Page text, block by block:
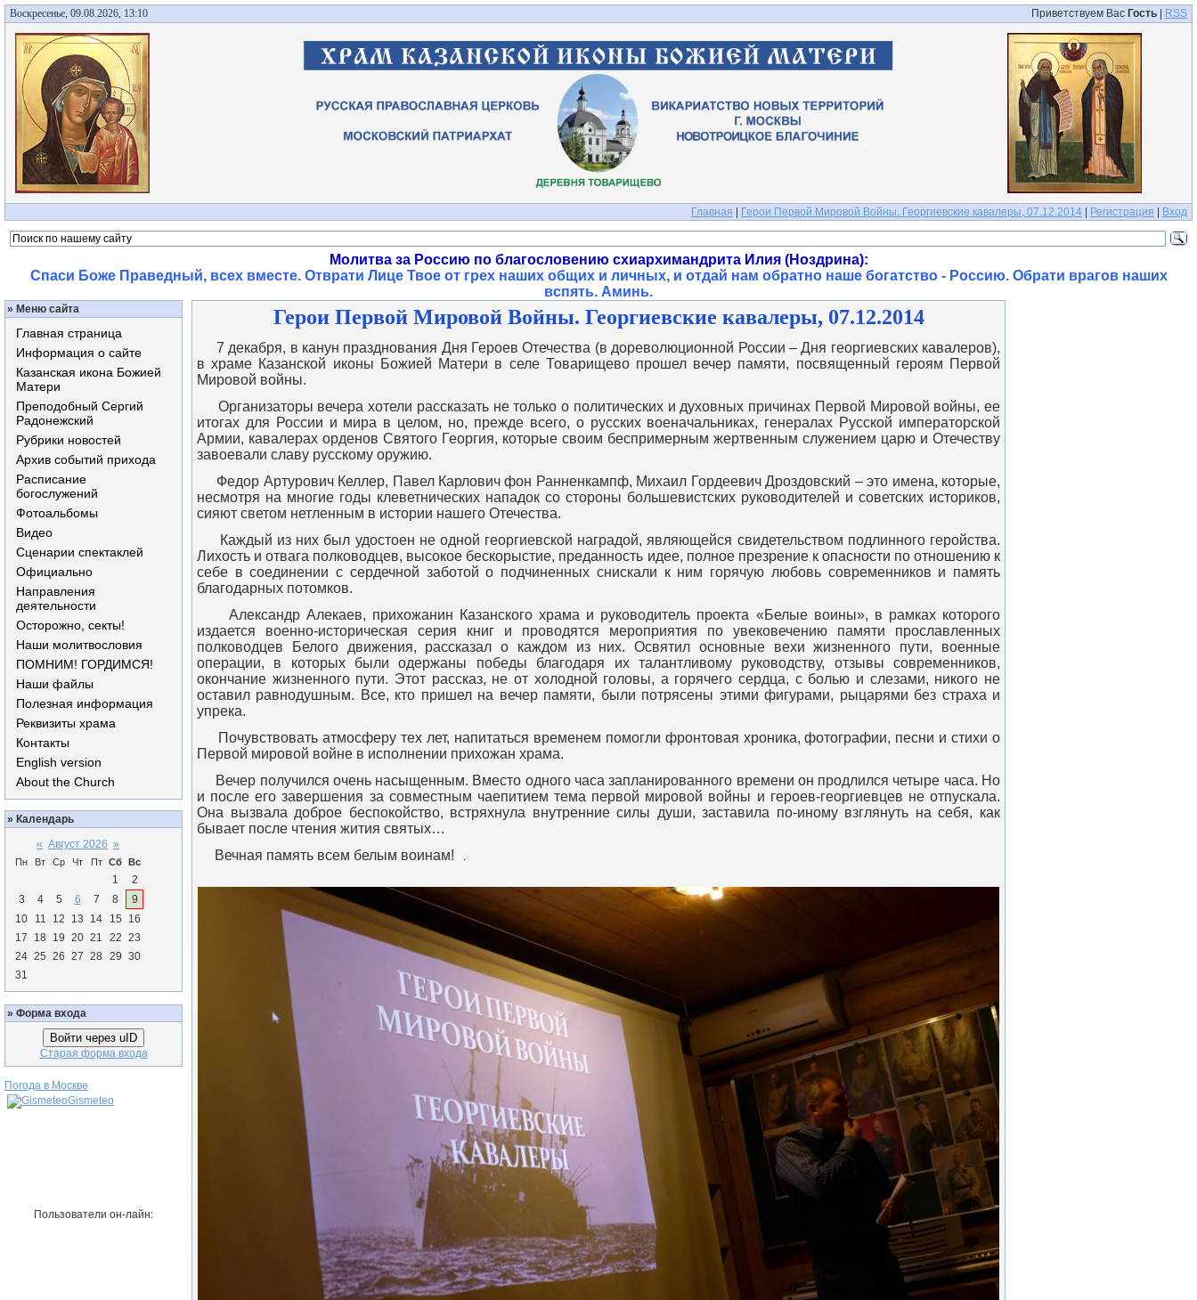
Воскресенье, 09.08.2026, 13:10 Приветствуем Вас Гость RSS
Главная Герои Первой Мировой Войны. Георгиевские кавалеры, 07.12.2014 Регистрация Вход
Молитва за Россию по благословению схиархимандрита Илия (Ноздрина):
Спаси Боже Праведный, всех вместе. Отврати Лице Твое от грех наших общих и личных, и отдай нам обратно наше богатство - Россию. Обрати врагов наших
вспять. Аминь.
» Меню сайта
Главная страница
Информация о сайте
Казанская икона Божией
Матери
Преподобный Сергий
Радонежский
Рубрики новостей
Архив событий прихода
Расписание
богослужений
Фотоальбомы
Видео
Сценарии спектаклей
Официально
Направления
деятельности
Осторожно, секты!
Наши молитвословия
ПОМНИМ! ГОРДИМСЯ!
Наши файлы
Полезная информация
Реквизиты храма
Контакты
English version
About the Church
» Календарь
« Август 2026 »
Пн Вт Ср Чт Пт Сб Вс
1
2
3
4 5 6 7 8
9
10
11 12 13 14 15
16
17
18 19 20 21 22 23
24 25 26 27 28 29 30
31
» Форма входа
Войти через uID
Старая форма входа
Погода в Москве
Gismeteo
Пользователи он-лайн:
Герои Первой Мировой Войны. Георгиевские кавалеры, 07.12.2014
7 декабря, в канун празднования Дня Героев Отечества (в дореволюционной России – Дня георгиевских кавалеров),
в храме Казанской иконы Божией Матери в селе Товарищево прошел вечер памяти, посвященный героям Первой
Мировой войны.
Организаторы вечера хотели рассказать не только о политических и духовных причинах Первой Мировой войны, ее
итогах для России и мира в целом, но, прежде всего, о русских военачальниках, генералах Русской императорской
Армии, кавалерах орденов Святого Георгия, которые своим беспримерным жертвенным служением царю и Отечеству
завоевали славу русскому оружию.
Федор Артурович Келлер, Павел Карлович фон Ранненкампф, Михаил Гордеевич Дроздовский – это имена, которые,
несмотря на многие годы клеветнических нападок со стороны большевистских руководителей и советских историков,
сияют светом нетленным в истории нашего Отечества.
Каждый из них был удостоен не одной георгиевской наградой, являющейся свидетельством подлинного геройства.
Лихость и отвага полководцев, высокое бескорыстие, преданность идее, полное презрение к опасности по отношению к
себе в соединении с сердечной заботой о подчиненных снискали к ним горячую любовь современников и память
благодарных потомков.
Александр Алекаев, прихожанин Казанского храма и руководитель проекта «Белые воины», в рамках которого
издается военно-историческая серия книг и проводятся мероприятия по увековечению памяти прославленных
полководцев Белого движения, рассказал о каждом из них. Освятил основные вехи жизненного пути, военные
операции, в которых были одержаны победы благодаря их талантливому руководству, отзывы современников,
окончание жизненного пути. Этот рассказ, не от холодной головы, а горячего сердца, с болью и слезами, никого не
оставил равнодушным. Все, кто пришел на вечер памяти, были потрясены этими фигурами, рыцарями без страха и
упрека.
Почувствовать атмосферу тех лет, напитаться временем помогли фронтовая хроника, фотографии, песни и стихи о
Первой мировой войне в исполнении прихожан храма.
Вечер получился очень насыщенным. Вместо одного часа запланированного времени он продлился четыре часа. Но
и после его завершения за совместным чаепитием тема первой мировой войны и героев-георгиевцев не отпускала.
Она вызвала доброе беспокойство, встряхнула внутренние силы души, заставила по-иному взглянуть на себя, как
бывает после чтения жития святых…
Вечная память всем белым воинам!
.